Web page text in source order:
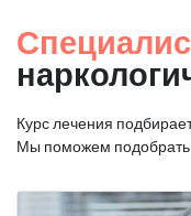
Курс лечения
Мы поможем